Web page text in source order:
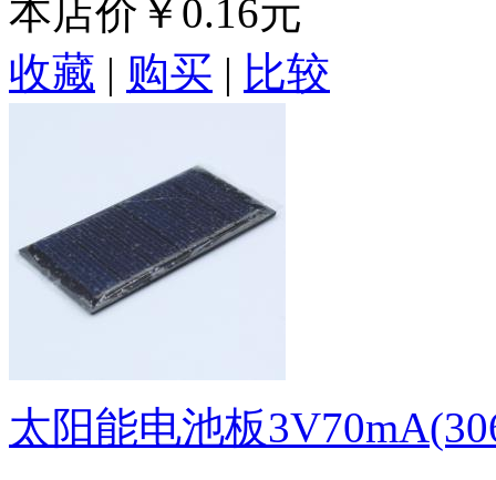
本店价 ￥0.16元
收藏 | 购买 | 比较
太阳能电池板